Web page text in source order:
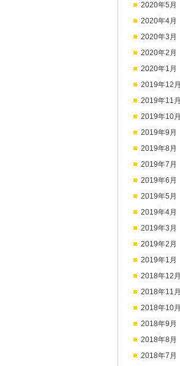
2020年5月
2020年4月
2020年3月
2020年2月
2020年1月
2019年12月
2019年11月
2019年10月
2019年9月
2019年8月
2019年7月
2019年6月
2019年5月
2019年4月
2019年3月
2019年2月
2019年1月
2018年12月
2018年11月
2018年10月
2018年9月
2018年8月
2018年7月